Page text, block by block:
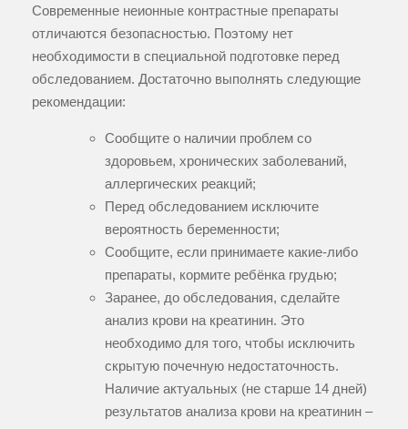
Современные неионные контрастные препараты
отличаются безопасностью. Поэтому нет
необходимости в специальной подготовке перед
обследованием. Достаточно выполнять следующие
рекомендации:
Сообщите о наличии проблем со
здоровьем, хронических заболеваний,
аллергических реакций;
Перед обследованием исключите
вероятность беременности;
Сообщите, если принимаете какие-либо
препараты, кормите ребёнка грудью;
Заранее, до обследования, сделайте
анализ крови на креатинин. Это
необходимо для того, чтобы исключить
скрытую почечную недостаточность.
Наличие актуальных (не старше 14 дней)
результатов анализа крови на креатинин –